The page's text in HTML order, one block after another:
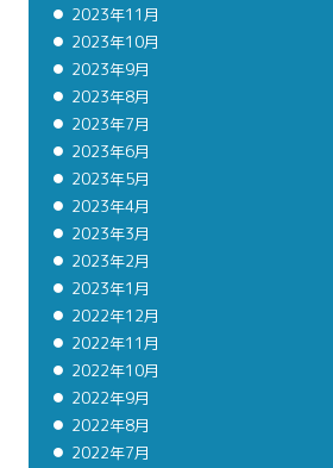
2023年11月
2023年10月
2023年9月
2023年8月
2023年7月
2023年6月
2023年5月
2023年4月
2023年3月
2023年2月
2023年1月
2022年12月
2022年11月
2022年10月
2022年9月
2022年8月
2022年7月